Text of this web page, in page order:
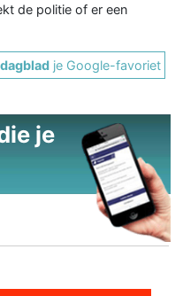
de politie of er een
je Google-favoriet
je